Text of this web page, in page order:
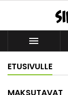

ETUSIVULLE
MAKSUTAVAT